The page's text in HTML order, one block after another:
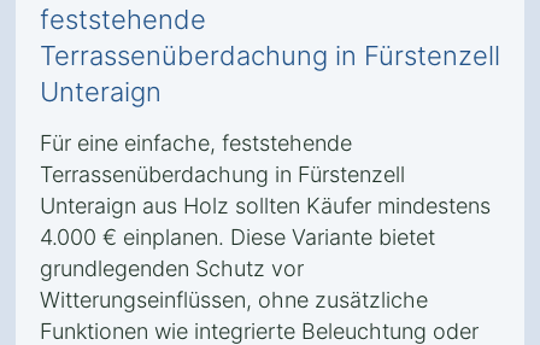
feststehende
Terrassenüberdachung in Fürstenzell
Unteraign
Für eine einfache, feststehende
Terrassenüberdachung in Fürstenzell
Unteraign aus Holz sollten Käufer mindestens
4.000 € einplanen. Diese Variante bietet
grundlegenden Schutz vor
Witterungseinflüssen, ohne zusätzliche
Funktionen wie integrierte Beleuchtung oder